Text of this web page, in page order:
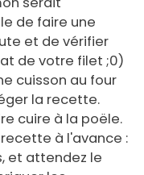
de faire une
et de vérifier
de votre filet ;0)
cuisson au four
la recette.
cuire à la poële.
à l'avance :
et attendez le